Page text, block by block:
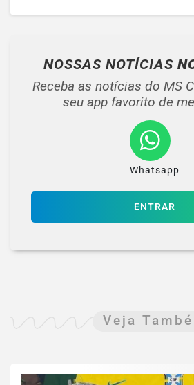
NOSSAS NOTÍCIAS
Receba as notícias do MS
seu app favorito de
Whatsapp
ENTRAR
Veja